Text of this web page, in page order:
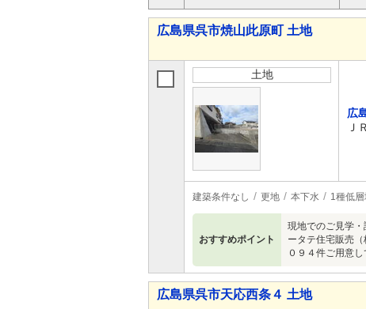
広島県呉市焼山此原町 土地
土地
広
Ｊ
建築条件なし 更地 本下水 1種低
おすすめポイント
現地でのご見学
ータテ住宅販売
０９４件ご用意
広島県呉市天応西条４ 土地